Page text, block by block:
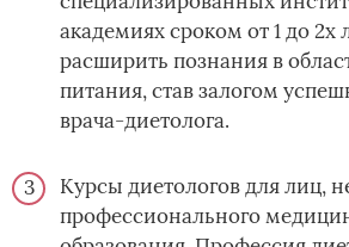
академиях сроком от 1 до 2х
расширить познания в
питания, став залогом
врача-диетолога.­­
Курсы диетологов для лиц,
профессионального